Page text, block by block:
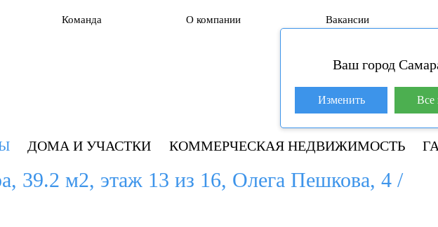
Команда О компании Вакансии
База
+7
ДОМА И УЧАСТКИ КОММЕРЧЕСКАЯ НЕДВИЖИМОСТЬ
Ваш город
Изменить Все
39.2 м2, этаж 13 из 16, Олега Пешкова, 4 /